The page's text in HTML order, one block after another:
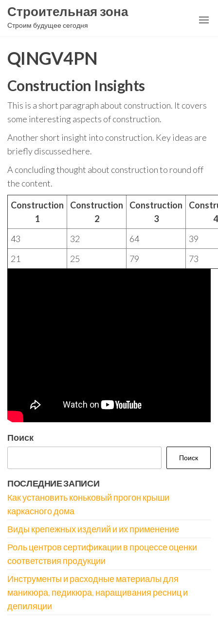
Перейти
Строительная зона
Строим будущее сегодня
QINGV4PN
Construction Insights
This is a short paragraph about construction. It covers
some interesting aspects of construction.
Another short insight into construction. Key ideas are
briefly discussed here.
A concluding thought about construction to round off
the content.
Construction
1
Construction
2
Construction
3
4
43
32 64
39
21
25 79 73
Поиск
Поиск
ПОСЛЕДНИЕ ЗАПИСИ
Как установить коньковый прогон крыши
каркасного дома
Виды крепежных изделий и их применение
Роль центров сертификации в процессе оценки
соответствия продукции
Инструменты и расходные материалы для
маникюра, педикюра, наращивания ресниц и
депиляции